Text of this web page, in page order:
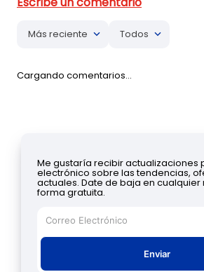
Más reciente Todos
Cargando comentarios…
Me gustaría recibir actualizaciones
electrónico sobre las tendencias,
actuales. Date de baja en
forma gratuita.
Enviar